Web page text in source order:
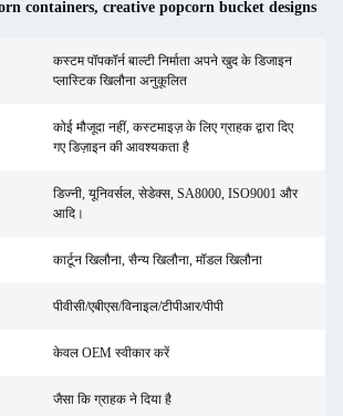
containers, creative popcorn bucket designs
कस्टम पॉपकॉर्न बाल्टी निर्माता अपने खुद के डिजाइन
प्लास्टिक खिलौना अनुकूलित
कोई मौजूदा नहीं, कस्टमाइज़ के लिए ग्राहक द्वारा दिए
गए डिज़ाइन की आवश्यकता है
डिज्नी, यूनिवर्सल, सेडेक्स, SA8000, ISO9001 और
आदि।
कार्टून खिलौना, सैन्य खिलौना, मॉडल खिलौना
पीवीसी/एबीएस/विनाइल/टीपीआर/पीपी
केवल OEM स्वीकार करें
जैसा कि ग्राहक ने दिया है